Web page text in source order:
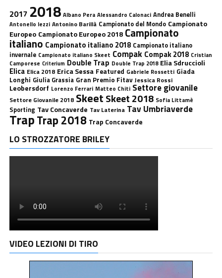
2017 2018 Albano Pera Alessandro Calonaci Andrea Benelli
Antonello Iezzi Antonino Barillà Campionato del Mondo Campionato
Europeo Campionato Europeo 2018 Campionato
italiano Campionato italiano 2018 Campionato italiano
invernale Campionato italiano Skeet Compak Compak 2018 Cristian
Camporese Criterium Double Trap Double Trap 2018 Elia Sdruccioli
Elica Elica 2018 Erica Sessa Featured Gabriele Rossetti Giada
Longhi Giulia Grassia Gran Premio Fitav Jessica Rossi
Leobersdorf Lorenzo Ferrari Matteo Chiti Settore giovanile
Settore Giovanile 2018 SkeetSkeet 2018 Sofia Littamè
Sporting Tav Concaverde Tav Laterina Tav Umbriaverde
TrapTrap 2018 Trap Concaverde
LO STROZZATORE BRILEY
VIDEO LEZIONI DI TIRO